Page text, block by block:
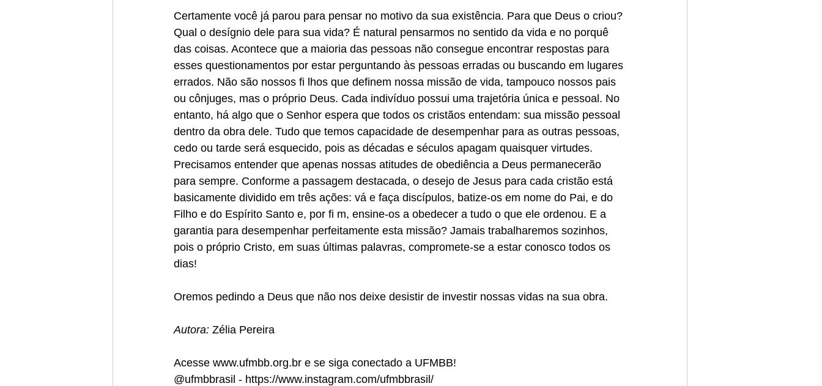
Certamente você já parou para pensar no motivo da sua existência. Para que Deus o criou?
Qual o desígnio dele para sua vida? É natural pensarmos no sentido da vida e no porquê
das coisas. Acontece que a maioria das pessoas não consegue encontrar respostas para
esses questionamentos por estar perguntando às pessoas erradas ou buscando em lugares
errados. Não são nossos fi lhos que definem nossa missão de vida, tampouco nossos pais
ou cônjuges, mas o próprio Deus. Cada indivíduo possui uma trajetória única e pessoal. No
entanto, há algo que o Senhor espera que todos os cristãos entendam: sua missão pessoal
dentro da obra dele. Tudo que temos capacidade de desempenhar para as outras pessoas,
cedo ou tarde será esquecido, pois as décadas e séculos apagam quaisquer virtudes.
Precisamos entender que apenas nossas atitudes de obediência a Deus permanecerão
para sempre. Conforme a passagem destacada, o desejo de Jesus para cada cristão está
basicamente dividido em três ações: vá e faça discípulos, batize-os em nome do Pai, e do
Filho e do Espírito Santo e, por fi m, ensine-os a obedecer a tudo o que ele ordenou. E a
garantia para desempenhar perfeitamente esta missão? Jamais trabalharemos sozinhos,
pois o próprio Cristo, em suas últimas palavras, compromete-se a estar conosco todos os
dias!
Oremos pedindo a Deus que não nos deixe desistir de investir nossas vidas na sua obra.
Autora: Zélia Pereira
Acesse www.ufmbb.org.br e se siga conectado a UFMBB!
@ufmbbrasil - https://www.instagram.com/ufmbbrasil/